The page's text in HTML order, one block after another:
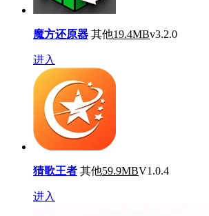
魔方还原器 其他19.4MBv3.2.0
进入
猜歌王者 其他59.9MBV1.0.4
进入